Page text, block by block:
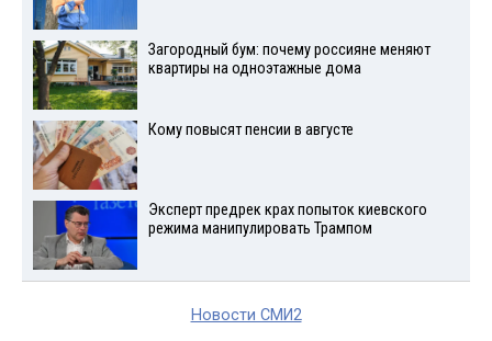
Загородный бум: почему россияне меняют
квартиры на одноэтажные дома
Кому повысят пенсии в августе
Эксперт предрек крах попыток киевского
режима манипулировать Трампом
Новости СМИ2